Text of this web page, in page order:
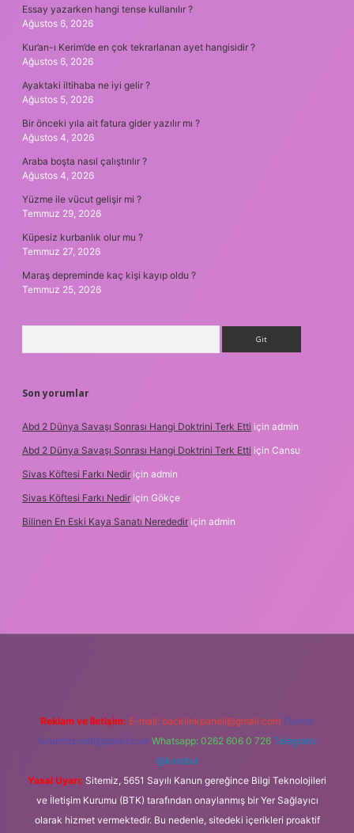
Essay yazarken hangi tense kullanılır ?
Ağustos 6, 2026
Kur’an-ı Kerim’de en çok tekrarlanan ayet hangisidir ?
Ağustos 6, 2026
Ayaktaki iltihaba ne iyi gelir ?
Ağustos 5, 2026
Bir önceki yıla ait fatura gider yazılır mı ?
Ağustos 4, 2026
Araba boşta nasıl çalıştırılır ?
Ağustos 4, 2026
Yüzme ile vücut gelişir mi ?
Temmuz 29, 2026
Küpesiz kurbanlık olur mu ?
Temmuz 27, 2026
Maraş depreminde kaç kişi kayıp oldu ?
Temmuz 25, 2026
Son yorumlar
Abd 2 Dünya Savaşı Sonrası Hangi Doktrini Terk Etti için admin
Abd 2 Dünya Savaşı Sonrası Hangi Doktrini Terk Etti için Cansu
Sivas Köftesi Farkı Nedir için admin
Sivas Köftesi Farkı Nedir için Gökçe
Bilinen En Eski Kaya Sanatı Nerededir için admin
Reklam ve İletişim: E-mail: backlinkpaneli@gmail.com Teams:
forumhizmeti@gmail.com Whatsapp: 0262 606 0 726 Telegram:
@karabul
Yasal Uyarı: Sitemiz, 5651 Sayılı Kanun gereğince Bilgi Teknolojileri
ve İletişim Kurumu (BTK) tarafından onaylanmış bir Yer Sağlayıcı
olarak hizmet vermektedir. Bu nedenle, sitedeki içerikleri proaktif